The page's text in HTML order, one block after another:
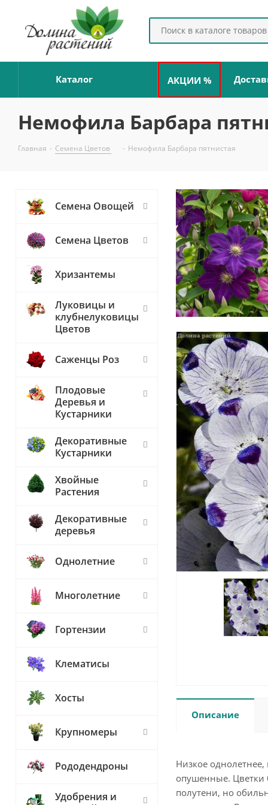
Каталог АКЦИИ %
Немофила Барбара
Главная - Семена Цветов - Немофила Барбара пятнистая
Описание
Низкое
опушенные. Цветки
полутени, но
Семена Овощей
Семена Цветов
Хризантемы
Луковицы и
клубнелуковицы
Цветов
Саженцы Роз
Плодовые
Деревья и
Кустарники
Декоративные
Кустарники
Хвойные
Растения
Декоративные
деревья
Однолетние
Многолетние
Гортензии
Клематисы
Хосты
Крупномеры
Рододендроны
Удобрения и